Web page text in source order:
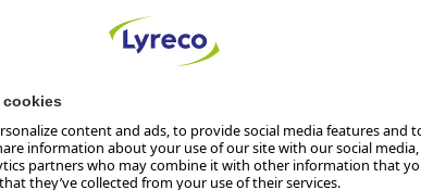
Hopp over listen